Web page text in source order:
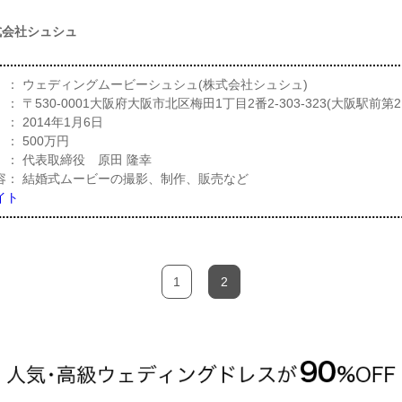
社シュシュ
ウェディングムービーシュシュ(株式会社シュシュ)
〒530-0001大阪府大阪市北区梅田1丁目2番2-303-323(大阪駅前第
2014年1月6日
500万円
代表取締役 原田 隆幸
： 結婚式ムービーの撮影、制作、販売など
ト
1 2